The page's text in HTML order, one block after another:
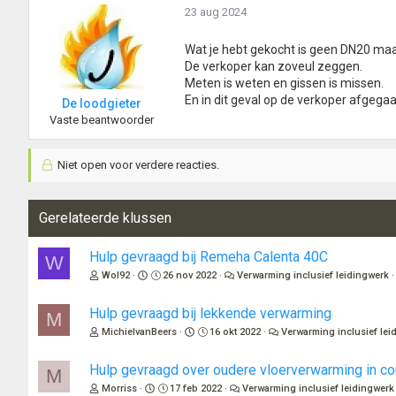
De loodgieter
Vaste beantwoorder
23 aug 2024
Wat je hebt gekocht is geen DN20
De verkoper kan zoveul zeggen.
Meten is weten en gissen is missen.
En in dit geval op de verkoper
Niet open voor verdere reacties.
Gerelateerde klussen
W Hulp gevraagd bij Remeha Calenta 40C
Wol92 26 nov 2022 Verwarming inclusief leidingwerk
M Hulp gevraagd bij lekkende verwarming
MichielvanBeers 16 okt 2022 Verwarming inclusief
M Hulp gevraagd over oudere vloerverwarming in
Morriss 17 feb 2022 Verwarming inclusief leidingwerk